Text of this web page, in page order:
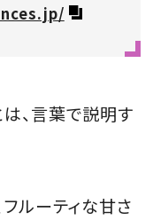
、言葉で説明す
ルーティな甘さ